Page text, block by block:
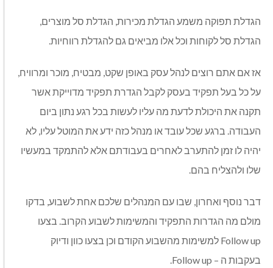
הגדלת תפוקה משמע הגדלת מכירות, הגדלת סל מוצרים,
הגדלת סל לקוחות וכל אלו מביאים גם להגדלת רווחיות.
אז אם אתם רוצים לנהל עסק באופן שקט, מבטיח, מוכר ומרוויח,
על כל בעל תפקיד בעסק לקבל הגדרת תפקיד מדוייקת אשר
תקנה את היכולת לדעת מה עליו לעשות בכל רגע נתון ביום
העבודה. ברגע שכל עובד או מנהל כזה ידע את המוטל עליו, לא
יהיה לו זמן להתערב לאחרים בעבודתם אלא להתמקד במעשיו
שלו ולהצליח בהם.
דבר נוסף ואחרון, שבו עם המנהלים שלכם אחת לשבוע, בדקו
מולם מה הגדרות התפקיד והמשימות לשבוע הקרוב. בצעו
Follow up למשימות מהשבוע הקודם וכן בצעו כוון ודיוק
בעקבות ה – Follow up.